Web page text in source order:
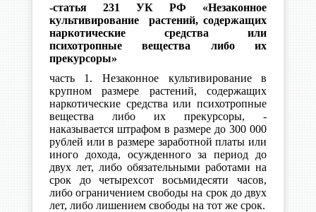
-статья 231 УК РФ «Незаконное
культивирование растений, содержащих
наркотические средства или
психотропные вещества либо их
прекурсоры»
часть 1. Незаконное культивирование в
крупном размере растений, содержащих
наркотические средства или психотропные
вещества либо их прекурсоры, -
наказывается штрафом в размере до 300 000
рублей или в размере заработной платы или
иного дохода, осужденного за период до
двух лет, либо обязательными работами на
срок до четырехсот восьмидесяти часов,
либо ограничением свободы на срок до двух
лет, либо лишением свободы на тот же срок.